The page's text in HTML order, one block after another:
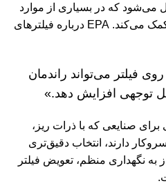
می‌شود که در بسیاری از موارد
به افزایش راندمان جداسازی کمک می‌کند. EPA درباره فیلترهای
فیلتر می‌تواند راندمان
توجهی افزایش دهد.»
برای صنایعی که با ذرات ریز،
دارند، انتخاب دقیق‌تری
به نگهداری منظم، تعویض فیلتر